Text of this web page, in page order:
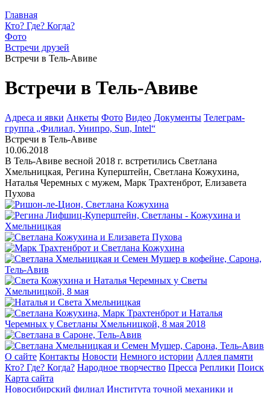
Главная
Кто? Где? Когда?
Фото
Встречи друзей
Встречи в Тель-Авиве
Встречи в Тель-Авиве
Адреса и явки Анкеты Фото Видео Документы Телеграм-
группа „Филиал, Унипро, Sun, Intel“
Встречи в Тель-Авиве
10.06.2018
В Тель-Авиве весной 2018 г. встретились Светлана
Хмельницкая, Регина Куперштейн, Светлана Кожухина,
Наталья Черемных с мужем, Марк Трахтенброт, Елизавета
Пухова
О сайте Контакты Новости Немного истории Аллея памяти
Кто? Где? Когда? Народное творчество Пресса Реплики Поиск
Карта сайта
Новосибирский филиал Института точной механики и